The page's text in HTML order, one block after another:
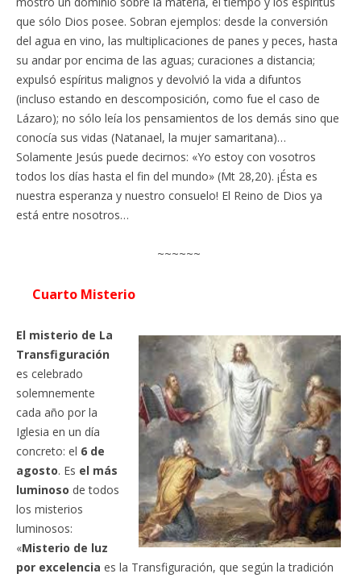
que sólo Dios posee. Sobran ejemplos: desde la conversión
del agua en vino, las multiplicaciones de panes y peces, hasta
su andar por encima de las aguas; curaciones a distancia;
expulsó espíritus malignos y devolvió la vida a difuntos
(incluso estando en descomposición, como fue el caso de
Lázaro); no sólo leía los pensamientos de los demás sino que
conocía sus vidas (Natanael, la mujer samaritana)…
Solamente Jesús puede decirnos: «Yo estoy con vosotros
todos los días hasta el fin del mundo» (Mt 28,20). ¡Ésta es
nuestra esperanza y nuestro consuelo! El Reino de Dios ya
está entre nosotros…
~~~~~~
Cuarto Misterio
El misterio de La
Transfiguración
es celebrado
solemnemente
cada año por la
Iglesia en un día
concreto: el 6 de
agosto. Es el más
luminoso de todos
los misterios
luminosos:
«Misterio de luz
por excelencia es la Transfiguración, que según la tradición